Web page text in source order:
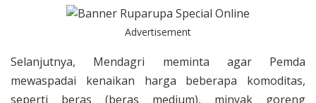
Advertisement
Selanjutnya, Mendagri meminta agar Pemda
mewaspadai kenaikan harga beberapa komoditas,
seperti beras (beras medium), minyak goreng